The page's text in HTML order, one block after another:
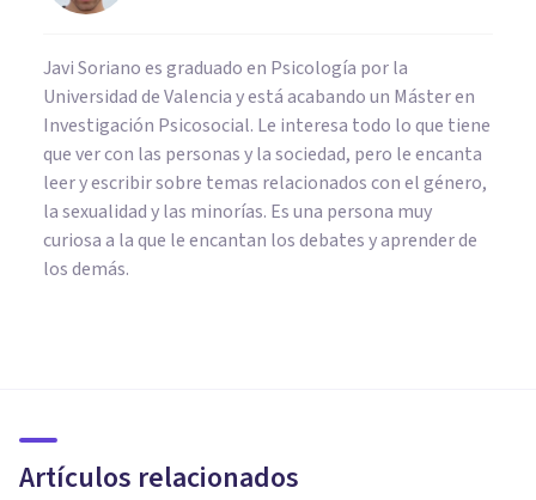
Javi Soriano es graduado en Psicología por la
Universidad de Valencia y está acabando un Máster en
Investigación Psicosocial. Le interesa todo lo que tiene
que ver con las personas y la sociedad, pero le encanta
leer y escribir sobre temas relacionados con el género,
la sexualidad y las minorías. Es una persona muy
curiosa a la que le encantan los debates y aprender de
los demás.
Artículos relacionados
teoría del padre de la etología